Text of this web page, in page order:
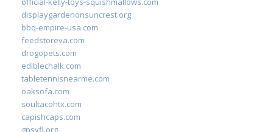
displaygardenonsuncrest.org
bbq-empire-usa.com
feedstoreva.com
drogopets.com
ediblechalk.com
tabletennisnearme.com
oaksofa.com
soultacohtx.com
capishcaps.com
gpsyfl.org